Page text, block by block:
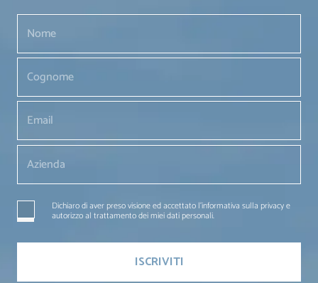
Dichiaro di aver preso visione ed accettato l'informativa sulla privacy e
autorizzo al trattamento dei miei dati personali.